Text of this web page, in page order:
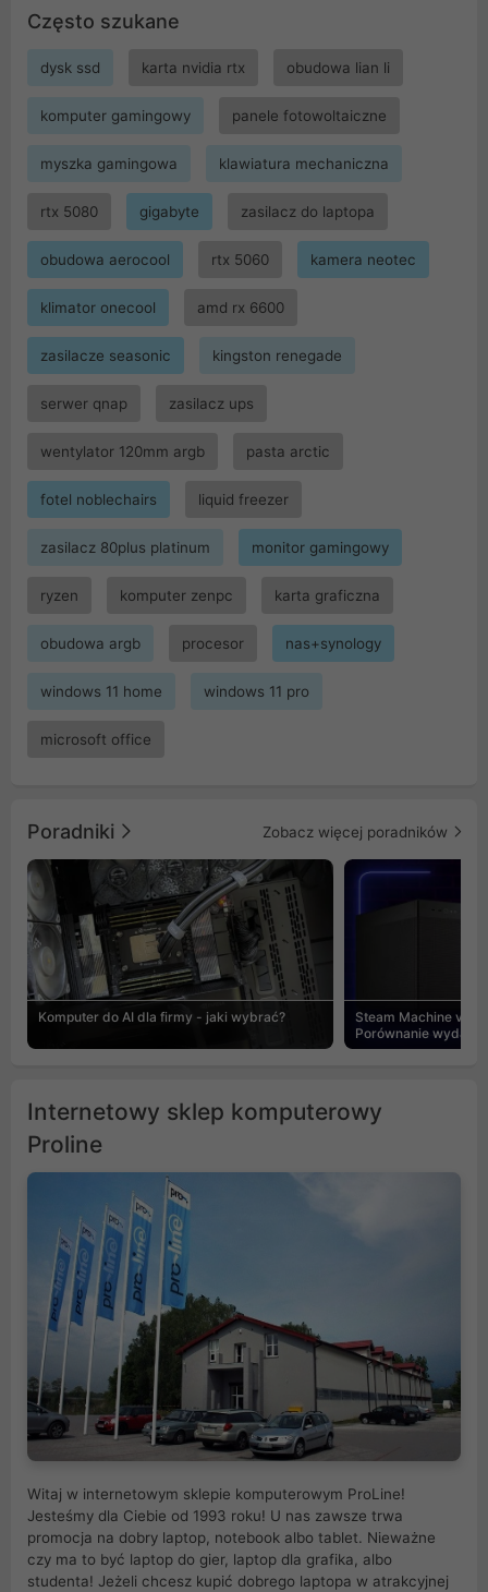
Często szukane
dysk ssd karta nvidia rtx obudowa lian li
komputer gamingowy panele fotowoltaiczne
myszka gamingowa klawiatura mechaniczna
rtx 5080 gigabyte zasilacz do laptopa
obudowa aerocool rtx 5060 kamera neotec
klimator onecool amd rx 6600
zasilacze seasonic kingston renegade
serwer qnap zasilacz ups
wentylator 120mm argb pasta arctic
fotel noblechairs liquid freezer
zasilacz 80plus platinum monitor gamingowy
ryzen komputer zenpc karta graficzna
obudowa argb procesor nas+synology
windows 11 home windows 11 pro
microsoft office
Poradniki Zobacz więcej poradników
Komputer do AI dla firmy - jaki wybrać?
Steam Machine vs
Porównanie
Internetowy sklep komputerowy
Proline
Witaj w internetowym sklepie komputerowym ProLine!
Jesteśmy dla Ciebie od 1993 roku! U nas zawsze trwa
promocja na dobry laptop, notebook albo tablet. Nieważne
czy ma to być laptop do gier, laptop dla grafika, albo
studenta! Jeżeli chcesz kupić dobrego laptopa w atrakcyjnej